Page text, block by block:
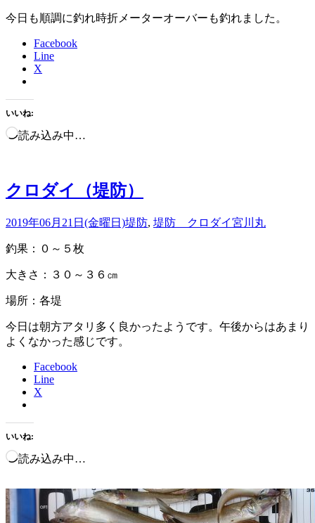
今日も順調に釣れ時折メーターオーバーも釣れました。
Facebook
Line
X
いいね:
読み込み中…
クロダイ（堤防）
2019年06月21日(金曜日)堤防, 堤防 クロダイ宮川丸
釣果：０～５枚
大きさ：３０～３６㎝
場所：各堤
今日は朝方アタリ多く良かったようです。午後からはあまり
よくなかった感じです。
Facebook
Line
X
いいね:
読み込み中…